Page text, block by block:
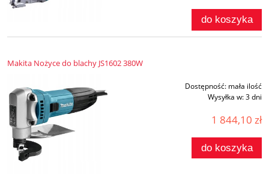
do koszyka
Makita Nożyce do blachy JS1602 380W
Dostępność: mała ilość
Wysyłka w:3 dni
1 844,10 zł
do koszyka